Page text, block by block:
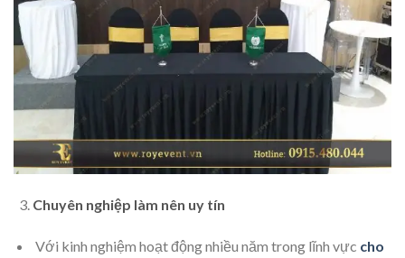
Chuyên nghiệp làm nên uy tín
Với kinh nghiệm hoạt động nhiều năm trong lĩnh vực cho